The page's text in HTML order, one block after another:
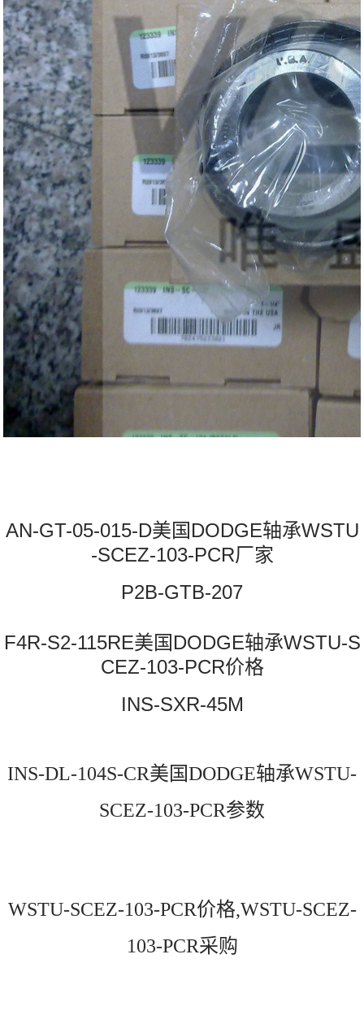
AN-GT-05-015-D美国DODGE轴承WSTU
-SCEZ-103-PCR厂家
P2B-GTB-207
F4R-S2-115RE美国DODGE轴承WSTU-S
CEZ-103-PCR价格
INS-SXR-45M
INS-DL-104S-CR美国DODGE轴承WSTU-
SCEZ-103-PCR参数
WSTU-SCEZ-103-PCR价格,WSTU-SCEZ-
103-PCR采购